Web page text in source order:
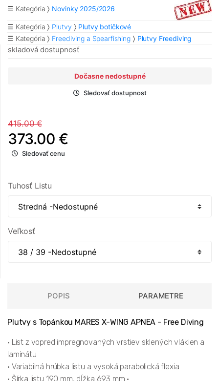
☰ Kategória Novinky 2025/2026
☰ Kategória Plutvy
Plutvy botičkové
☰ Kategória
Freediving a Spearfishing Plutvy Freediving
skladová dostupnosť
Dočasne nedostupné
Sledovať dostupnost
415.00 €
373.00 €
Sledovať cenu
Tuhosť Listu
Veľkosť
POPIS PARAMETRE
Plutvy s Topánkou MARES X-WING APNEA - Free Diving
• List z vopred impregnovaných vrstiev sklených vlákien a
laminátu
• Variabilná hrúbka listu a vysoká parabolická flexia
• Šírka listu 190 mm, dĺžka 693 mm •